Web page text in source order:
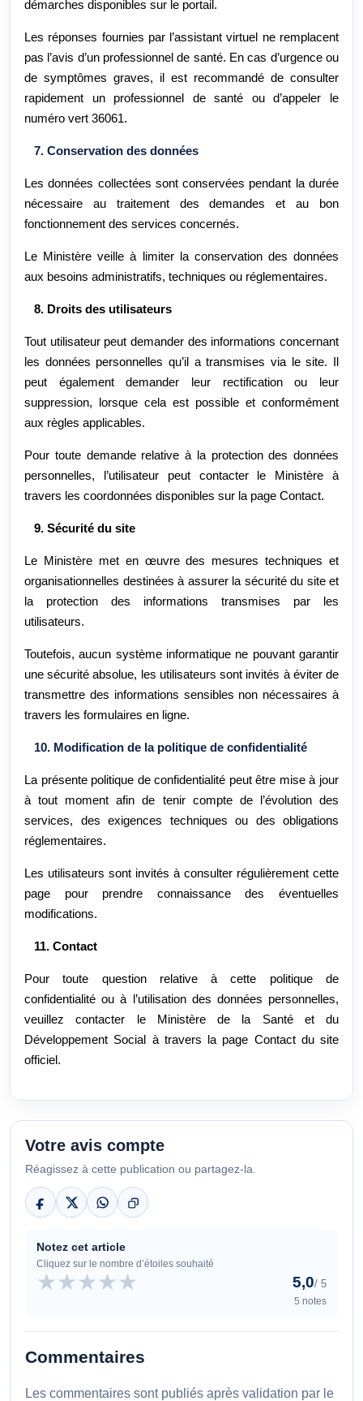
démarches disponibles sur le portail.
Les réponses fournies par l’assistant virtuel ne remplacent
pas l’avis d’un professionnel de santé. En cas d’urgence ou
de symptômes graves, il est recommandé de consulter
rapidement un professionnel de santé ou d’appeler le
numéro vert 36061.
7. Conservation des données
Les données collectées sont conservées pendant la durée
nécessaire au traitement des demandes et au bon
fonctionnement des services concernés.
Le Ministère veille à limiter la conservation des données
aux besoins administratifs, techniques ou réglementaires.
8. Droits des utilisateurs
Tout utilisateur peut demander des informations concernant
les données personnelles qu’il a transmises via le site. Il
peut également demander leur rectification ou leur
suppression, lorsque cela est possible et conformément
aux règles applicables.
Pour toute demande relative à la protection des données
personnelles, l’utilisateur peut contacter le Ministère à
travers les coordonnées disponibles sur la page Contact.
9. Sécurité du site
Le Ministère met en œuvre des mesures techniques et
organisationnelles destinées à assurer la sécurité du site et
la protection des informations transmises par les
utilisateurs.
Toutefois, aucun système informatique ne pouvant garantir
une sécurité absolue, les utilisateurs sont invités à éviter de
transmettre des informations sensibles non nécessaires à
travers les formulaires en ligne.
10. Modification de la politique de confidentialité
La présente politique de confidentialité peut être mise à jour
à tout moment afin de tenir compte de l’évolution des
services, des exigences techniques ou des obligations
réglementaires.
Les utilisateurs sont invités à consulter régulièrement cette
page pour prendre connaissance des éventuelles
modifications.
11. Contact
Pour toute question relative à cette politique de
confidentialité ou à l’utilisation des données personnelles,
veuillez contacter le Ministère de la Santé et du
Développement Social à travers la page Contact du site
officiel.
Votre avis compte
Réagissez à cette publication ou partagez-la.
Notez cet article
Cliquez sur le nombre d’étoiles souhaité
★★★★★ 5,0/ 5
5 notes
Commentaires
Les commentaires sont publiés après validation par le